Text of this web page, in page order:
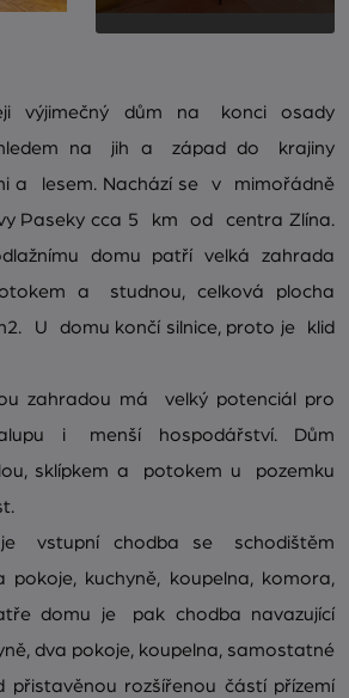
výjimečný dům na konci osady
na jih a západ do krajiny
a lesem. Nachází se v mimořádně
Paseky cca 5 km od centra Zlína.
domu patří velká zahrada
a studnou, celková plocha
U domu končí silnice, proto je klid
zahradou má velký potenciál pro
i menší hospodářství. Dům
sklípkem a potokem u pozemku
vstupní chodba se schodištěm
kuchyně, koupelna, komora,
domu je pak chodba navazující
dva pokoje, koupelna, samostatné
rozšířenou částí přízemí